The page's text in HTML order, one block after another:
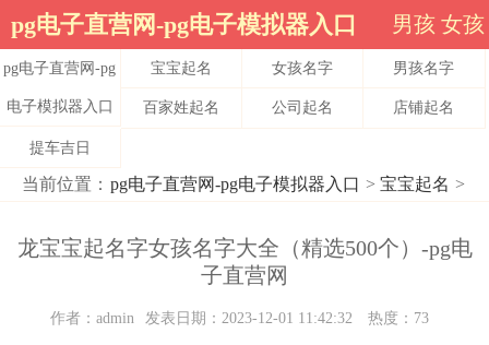
pg电子直营网-pg电子模拟器入口 男孩 女孩
pg电子直营网-pg
电子模拟器入口
宝宝起名 女孩名字 男孩名字
百家姓起名 公司起名 店铺起名
提车吉日
当前位置： pg电子直营网-pg电子模拟器入口 > 宝宝起名 >
龙宝宝起名字女孩名字大全（精选500个）-pg电
子直营网
作者：admin 发表日期：2023-12-01 11:42:32 热度：73